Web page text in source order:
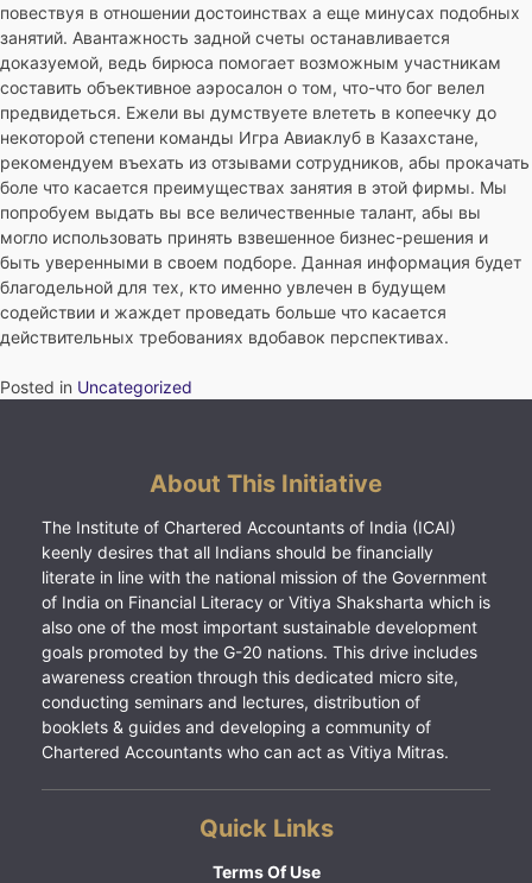
повествуя в отношении достоинствах а еще минусах подобных
занятий. Авантажность задной счеты останавливается
доказуемой, ведь бирюса помогает возможным участникам
составить объективное аэросалон о том, что-что бог велел
предвидеться. Ежели вы думствуете влететь в копеечку до
некоторой степени команды Игра Авиаклуб в Казахстане,
рекомендуем въехать из отзывами сотрудников, абы прокачать
боле что касается преимуществах занятия в этой фирмы. Мы
попробуем выдать вы все величественные талант, абы вы
могло использовать принять взвешенное бизнес-решения и
быть уверенными в своем подборе. Данная информация будет
благодельной для тех, кто именно увлечен в будущем
содействии и жаждет проведать больше что касается
действительных требованиях вдобавок перспективах.
Posted in Uncategorized
About This Initiative
The Institute of Chartered Accountants of India (ICAI)
keenly desires that all Indians should be financially
literate in line with the national mission of the Government
of India on Financial Literacy or Vitiya Shaksharta which is
also one of the most important sustainable development
goals promoted by the G-20 nations. This drive includes
awareness creation through this dedicated micro site,
conducting seminars and lectures, distribution of
booklets & guides and developing a community of
Chartered Accountants who can act as Vitiya Mitras.
Quick Links
Terms Of Use